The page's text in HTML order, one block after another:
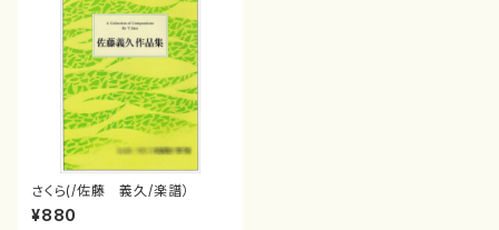
さくら(/佐藤 義久/楽譜）
¥880